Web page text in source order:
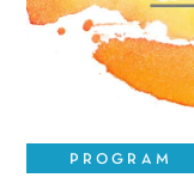
PROGRAM